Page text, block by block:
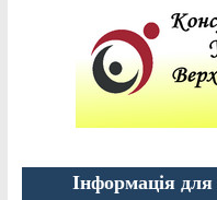
Інформація